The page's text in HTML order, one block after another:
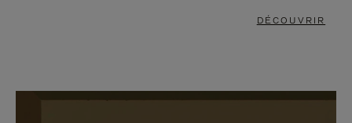
DÉCOUVRIR